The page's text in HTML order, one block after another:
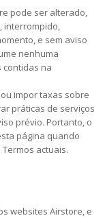
pode ser alterado,
interrompido,
e sem aviso
nenhuma
contidas na
impor taxas sobre
práticas de serviços
prévio. Portanto, o
página quando
actuais.
websites Airstore, e